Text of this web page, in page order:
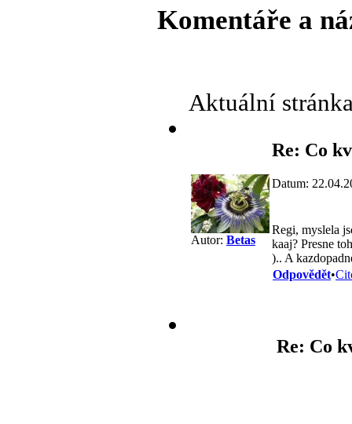
Komentáře a
Aktuální
Autor: Betas
Re: Co
Datum:
Regi, myslela
kaaj? Presne
).. A
Odpovědět•
Re: Co